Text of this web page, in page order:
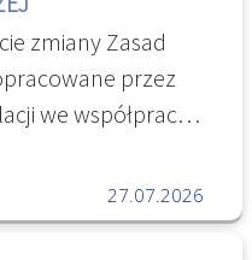
osobowej i
zakładów). [...]
pracy - ZUS
zmiany Zasad
przez
we współpracy
Sejmu,
Prezesa Rady
zakres
27.07.2026